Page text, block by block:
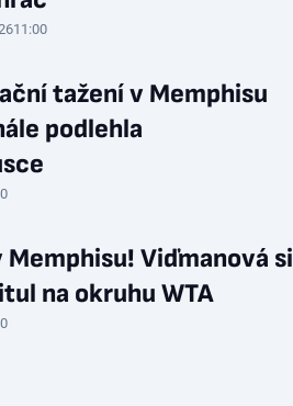
11:00
tažení v Memphisu
podlehla
Memphisu! Viďmanová si
na okruhu WTA